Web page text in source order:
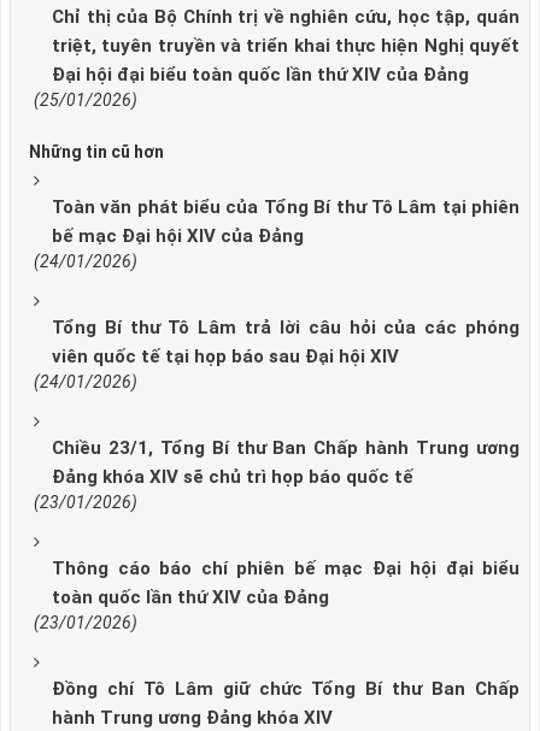
Chỉ thị của Bộ Chính trị về nghiên cứu, học tập, quán
triệt, tuyên truyền và triển khai thực hiện Nghị quyết
Đại hội đại biểu toàn quốc lần thứ XIV của Đảng
(25/01/2026)
Những tin cũ hơn
Toàn văn phát biểu của Tổng Bí thư Tô Lâm tại phiên
bế mạc Đại hội XIV của Đảng
(24/01/2026)
Tổng Bí thư Tô Lâm trả lời câu hỏi của các phóng
viên quốc tế tại họp báo sau Đại hội XIV
(24/01/2026)
Chiều 23/1, Tổng Bí thư Ban Chấp hành Trung ương
Đảng khóa XIV sẽ chủ trì họp báo quốc tế
(23/01/2026)
Thông cáo báo chí phiên bế mạc Đại hội đại biểu
toàn quốc lần thứ XIV của Đảng
(23/01/2026)
Đồng chí Tô Lâm giữ chức Tổng Bí thư Ban Chấp
hành Trung ương Đảng khóa XIV